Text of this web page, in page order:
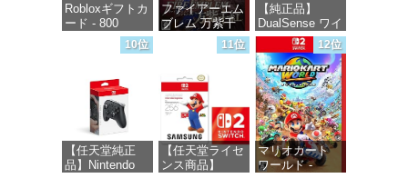
Robloxギフトカ
ード - 800
Robux 【限定バ
ーチャルアイテ
【オンラインゲ
ームコード】
ロブロックス |
オンラインコー
ド版
価格：¥1,300
ファイアーエム
ブレム 万紫千
紅 -Switch2
【純正品】
DualSense ワイ
ヤレスコントロ
ーラー ミッド
ナイト ブラッ
ク(CFI-
ZCT2J01)
価格：¥10,737
10位
【任天堂純正
品】Nintendo
11位
【任天堂ライセ
ンス商品】
12位
マリオカート
ワールド -